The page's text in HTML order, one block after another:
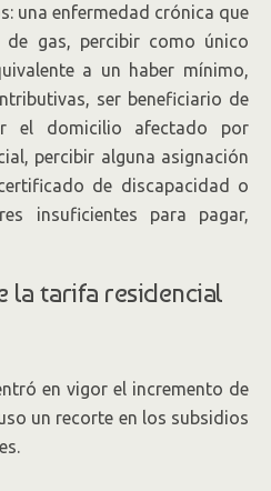
una enfermedad crónica que
gas, percibir como único
a un haber mínimo,
ser beneficiario de
el domicilio afectado por
percibir alguna asignación
de discapacidad o
insuficientes para pagar,
la tarifa residencial
en vigor el incremento de
un recorte en los subsidios